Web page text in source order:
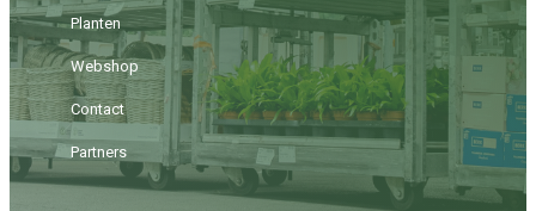
Planten
Webshop
Contact
Partners